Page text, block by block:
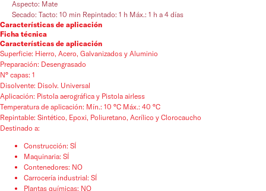
Aspecto: Mate
Secado: Tacto: 10 min Repintado: 1 h Máx.: 1 h a 4 días
Características de aplicación
Ficha técnica
Características de aplicación
Superficie: Hierro, Acero, Galvanizados y Aluminio
Preparación: Desengrasado
N° capas: 1
Disolvente: Disolv. Universal
Aplicación: Pistola aerográfica y Pistola airless
Temperatura de aplicación: Mín.: 10 °C Máx.: 40 °C
Repintable: Sintético, Epoxi, Poliuretano, Acrílico y Clorocaucho
Destinado a:
Construcción: SÍ
Maquinaria: SÍ
Contenedores: NO
Carrocería industrial: SÍ
Plantas químicas: NO